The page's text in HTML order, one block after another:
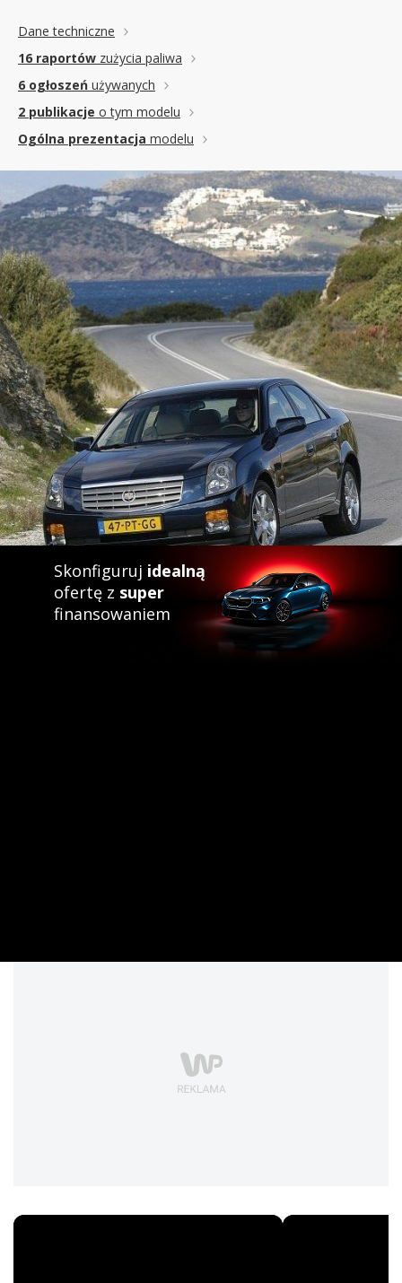
Dane techniczne
16 raportów zużycia paliwa
6 ogłoszeń używanych
2 publikacje o tym modelu
Ogólna prezentacja modelu
Skonfiguruj idealną
ofertę z super
finansowaniem